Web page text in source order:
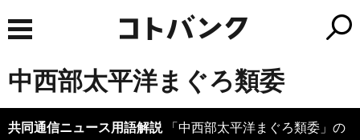
中西部太平洋まぐろ類委
共同通信ニュース用語解説「中西部太平洋まぐろ類委」の